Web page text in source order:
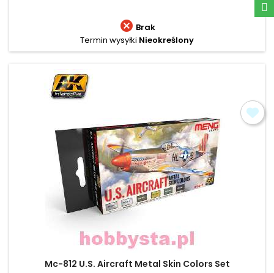
 Brak
Termin wysyłki Nieokreślony
Mc-812 U.S. Aircraft Metal Skin Colors Set